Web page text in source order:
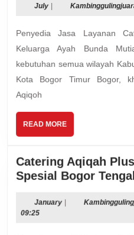
JulyJuly
Penyedia Jasa Layanan Catering akikah Terbaik untuk
Keluarga Ayah Bunda
kebutuhan semua wilayah
Kota Bogor Timur Bogor,
Aqiqoh
READ MOREREAD
MORE
Catering Aqiqah
Spesial Bogor
JanuaryJanuary
09:25